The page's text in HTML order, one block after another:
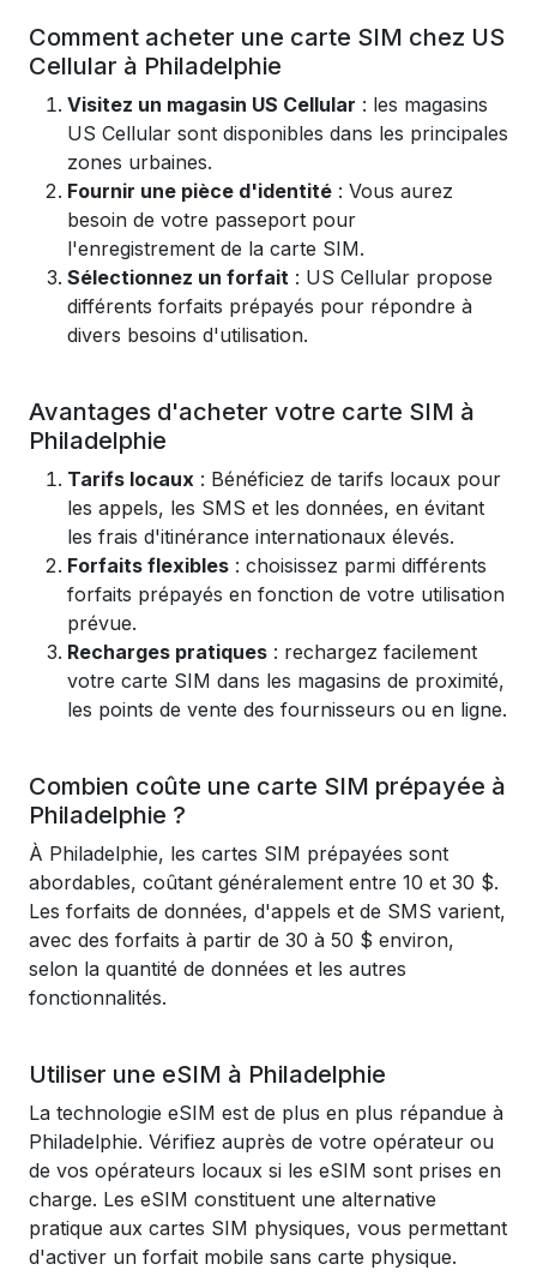
Comment acheter une carte SIM chez US
Cellular à Philadelphie
Visitez un magasin US Cellular : les magasins
US Cellular sont disponibles dans les principales
zones urbaines.
Fournir une pièce d'identité : Vous aurez
besoin de votre passeport pour
l'enregistrement de la carte SIM.
Sélectionnez un forfait : US Cellular propose
différents forfaits prépayés pour répondre à
divers besoins d'utilisation.
Avantages d'acheter votre carte SIM à
Philadelphie
Tarifs locaux : Bénéficiez de tarifs locaux pour
les appels, les SMS et les données, en évitant
les frais d'itinérance internationaux élevés.
Forfaits flexibles : choisissez parmi différents
forfaits prépayés en fonction de votre utilisation
prévue.
Recharges pratiques : rechargez facilement
votre carte SIM dans les magasins de proximité,
les points de vente des fournisseurs ou en ligne.
Combien coûte une carte SIM prépayée à
Philadelphie ?
À Philadelphie, les cartes SIM prépayées sont
abordables, coûtant généralement entre 10 et 30 $.
Les forfaits de données, d'appels et de SMS varient,
avec des forfaits à partir de 30 à 50 $ environ,
selon la quantité de données et les autres
fonctionnalités.
Utiliser une eSIM à Philadelphie
La technologie eSIM est de plus en plus répandue à
Philadelphie. Vérifiez auprès de votre opérateur ou
de vos opérateurs locaux si les eSIM sont prises en
charge. Les eSIM constituent une alternative
pratique aux cartes SIM physiques, vous permettant
d'activer un forfait mobile sans carte physique.